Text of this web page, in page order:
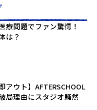
療問題でファン驚愕！
は？
アウト】AFTERSCHOOL
局理由にスタジオ騒然